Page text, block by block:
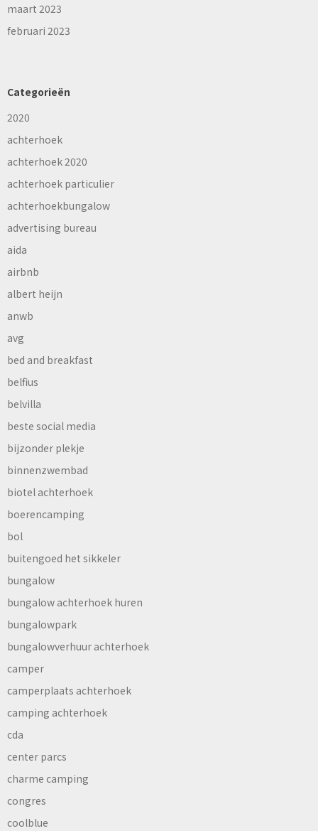
maart 2023
februari 2023
Categorieën
2020
achterhoek
achterhoek 2020
achterhoek particulier
achterhoekbungalow
advertising bureau
aida
airbnb
albert heijn
anwb
avg
bed and breakfast
belfius
belvilla
beste social media
bijzonder plekje
binnenzwembad
biotel achterhoek
boerencamping
bol
buitengoed het sikkeler
bungalow
bungalow achterhoek huren
bungalowpark
bungalowverhuur achterhoek
camper
camperplaats achterhoek
camping achterhoek
cda
center parcs
charme camping
congres
coolblue